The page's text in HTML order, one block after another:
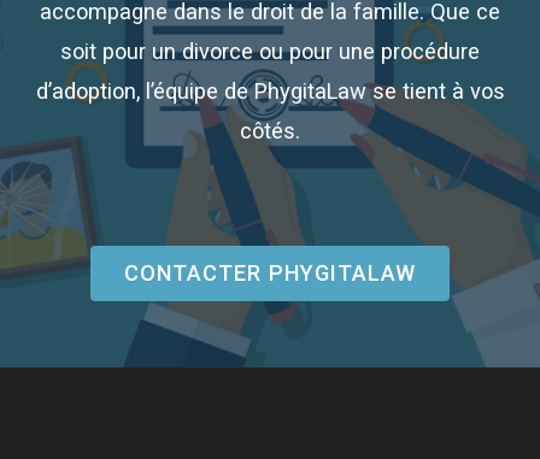
accompagne dans le droit de la famille. Que ce
soit pour un divorce ou pour une procédure
d’adoption, l’équipe de PhygitaLaw se tient à vos
côtés.
CONTACTER PHYGITALAW